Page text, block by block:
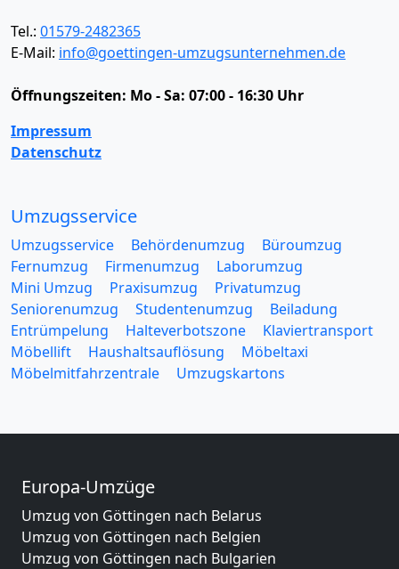
Tel.: 01579-2482365
E-Mail: info@goettingen-umzugsunternehmen.de
Öffnungszeiten: Mo - Sa: 07:00 - 16:30 Uhr
Impressum
Datenschutz
Umzugsservice
Umzugsservice Behördenumzug
Büroumzug
Fernumzug
Firmenumzug
Laborumzug
Mini Umzug
Praxisumzug
Privatumzug
Seniorenumzug
Studentenumzug
Beiladung
Entrümpelung
Halteverbotszone
Klaviertransport
Möbellift
Haushaltsauflösung
Möbeltaxi
Möbelmitfahrzentrale
Umzugskartons
Europa-Umzüge
Umzug von Göttingen nach Belarus
Umzug von Göttingen nach Belgien
Umzug von Göttingen nach Bulgarien